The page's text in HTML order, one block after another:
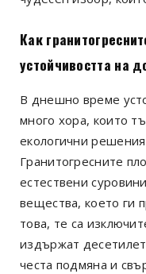
Как
устойчивостта на
В днешно време
много хора, които
екологични
Гранитогресните
естествени
вещества, което ги
това, те са
издържат
честа подмяна и